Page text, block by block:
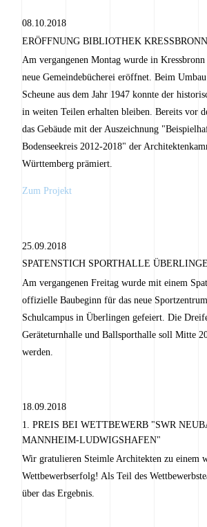
08.10.2018
ERÖFFNUNG BIBLIOTHEK KRESSBRONN
Am vergangenen Montag wurde in Kressbronn
neue Gemeindebücherei eröffnet. Beim
Scheune aus dem Jahr 1947 konnte der
in weiten Teilen erhalten bleiben. Bereits vor
das Gebäude mit der Auszeichnung
Bodenseekreis 2012-2018" der
Württemberg prämiert.
Zum Projekt
25.09.2018
SPATENSTICH SPORTHALLE
Am vergangenen Freitag wurde mit einem
offizielle Baubeginn für das neue
Schulcampus in Überlingen gefeiert. Die
Geräteturnhalle und Ballsporthalle soll Mitte
werden.
18.09.2018
1. PREIS BEI WETTBEWERB "SWR
MANNHEIM-LUDWIGSHAFEN"
Wir gratulieren Steimle Architekten zu einem
Wettbewerbserfolg! Als Teil des
über das Ergebnis.